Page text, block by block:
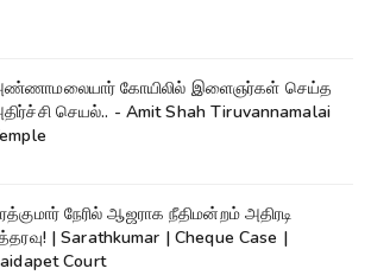
கோயிலில் இளைஞர்கள் செய்த
செயல்.. - Amit Shah Tiruvannamalai
நேரில் ஆஜராக நீதிமன்றம் அதிரடி
| Sarathkumar | Cheque Case |
Court